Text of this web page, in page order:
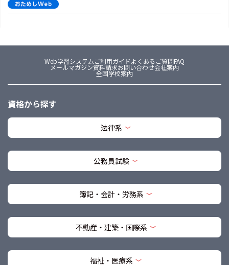
Web学習システムご利用ガイドよくあるご質問FAQ
メールマガジン資料請求お問い合わせ会社案内
全国学校案内
資格から探す
法律系
公務員試験
簿記・会計・労務系
不動産・建築・国際系
福祉・医療系